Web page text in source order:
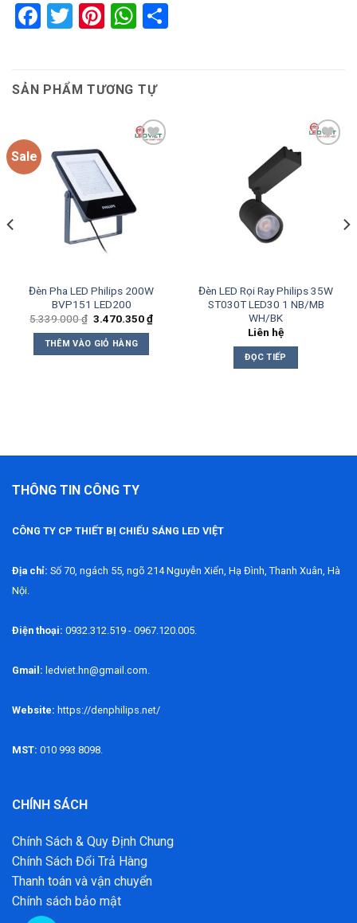
Facebook
Twitter
Pinterest
WhatsApp
SẢN PHẨM TƯƠNG TỰ
Sale
wishlist
Đèn Pha LED Philips 200W
BVP151 LED200
5.339.000₫ Giá
là:
5.339.000 ₫.
3.470.350₫Giá
THÊM VÀO GIỎ HÀNG
Đèn LED Rọi Ray Philips 35W
ST030T LED30 1 NB/MB
WH/BK
Liên hệ
ĐỌC TIẾP
THÔNG TIN CÔNG TY
CÔNG TY CP THIẾT BỊ CHIẾU SÁNG LED VIỆT
Địa chỉ: Số 70, ngách 55, ngõ 214 Nguyễn Xiển, Hạ Đình, Thanh Xuân, Hà
Nội.
Điện thoại: 0932.312.519 - 0967.120.005.
Gmail: ledviet.hn@gmail.com.
Website: https://denphilips.net/
MST: 010 993 8098.
CHÍNH SÁCH
Chính Sách & Quy Định Chung
Chính Sách Đổi Trả Hàng
Thanh toán và vận chuyển
Chính sách bảo mật